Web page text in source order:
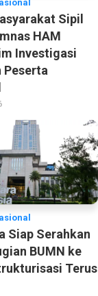
Sipil
HAM
Investigasi
Peserta
Siap Serahkan
BUMN ke
Terus